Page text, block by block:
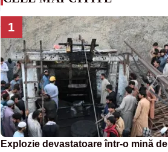
1
Explozie devastatoare într-o mină de